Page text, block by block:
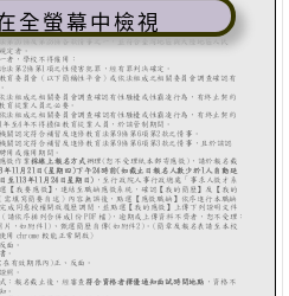
全螢幕中檢視